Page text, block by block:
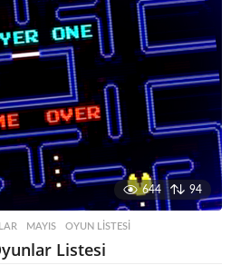
644 94
,MAYIS ,OYUN LISTESI
Listesi